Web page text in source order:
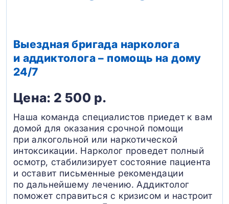
Выездная бригада нарколога
и аддиктолога – помощь на дому
24/7
Цена: 2 500 р.
Наша команда специалистов приедет к вам
домой для оказания срочной помощи
при алкогольной или наркотической
интоксикации. Нарколог проведет полный
осмотр, стабилизирует состояние пациента
и оставит письменные рекомендации
по дальнейшему лечению. Аддиктолог
поможет справиться с кризисом и настроит